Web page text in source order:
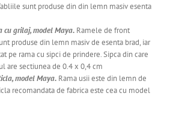
sunt produse din din lemn masiv esenta
cu grilaj, model Maya. Ramele de front
produse din lemn masiv de esenta brad, iar
pe rama cu sipci de prindere. Sipca din care
are sectiunea de 0.4 x 0,4 cm
model Maya. Rama usii este din lemn de
recomandata de fabrica este cea cu model